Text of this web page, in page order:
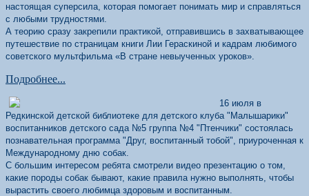
настоящая суперсила, которая помогает понимать мир и справляться
с любыми трудностями.
А теорию сразу закрепили практикой, отправившись в захватывающее
путешествие по страницам книги Лии Гераскиной и кадрам любимого
советского мультфильма «В стране невыученных уроков».
Подробнее...
16 июля в
Редкинской детской библиотеке для детского клуба "Малышарики"
воспитанников детского сада №5 группа №4 "Птенчики" состоялась
познавательная программа "Друг, воспитанный тобой", приуроченная к
Международному дню собак.
С большим интересом ребята смотрели видео презентацию о том,
какие породы собак бывают, какие правила нужно выполнять, чтобы
вырастить своего любимца здоровым и воспитанным.